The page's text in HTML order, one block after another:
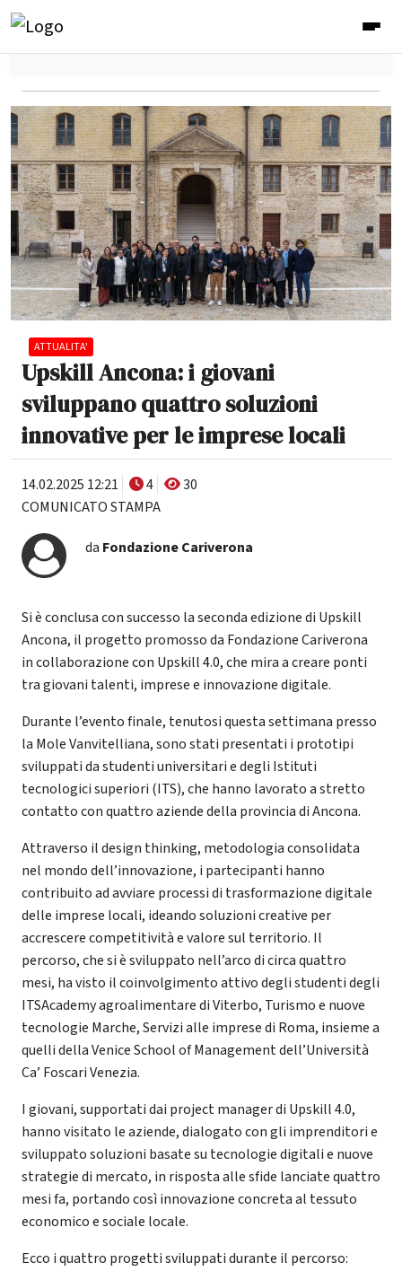
ATTUALITA'
Upskill Ancona: i giovani
sviluppano quattro soluzioni
innovative per le imprese locali
14.02.2025 12:21 4
30
COMUNICATO STAMPA
da Fondazione Cariverona
Si è conclusa con successo la seconda edizione di Upskill
Ancona, il progetto promosso da Fondazione Cariverona
in collaborazione con Upskill 4.0, che mira a creare ponti
tra giovani talenti, imprese e innovazione digitale.
Durante l’evento finale, tenutosi questa settimana presso
la Mole Vanvitelliana, sono stati presentati i prototipi
sviluppati da studenti universitari e degli Istituti
tecnologici superiori (ITS), che hanno lavorato a stretto
contatto con quattro aziende della provincia di Ancona.
Attraverso il design thinking, metodologia consolidata
nel mondo dell’innovazione, i partecipanti hanno
contribuito ad avviare processi di trasformazione digitale
delle imprese locali, ideando soluzioni creative per
accrescere competitività e valore sul territorio. Il
percorso, che si è sviluppato nell’arco di circa quattro
mesi, ha visto il coinvolgimento attivo degli studenti degli
ITSAcademy agroalimentare di Viterbo, Turismo e nuove
tecnologie Marche, Servizi alle imprese di Roma, insieme a
quelli della Venice School of Management dell’Università
Ca’ Foscari Venezia.
I giovani, supportati dai project manager di Upskill 4.0,
hanno visitato le aziende, dialogato con gli imprenditori e
sviluppato soluzioni basate su tecnologie digitali e nuove
strategie di mercato, in risposta alle sfide lanciate quattro
mesi fa, portando così innovazione concreta al tessuto
economico e sociale locale.
Ecco i quattro progetti sviluppati durante il percorso: